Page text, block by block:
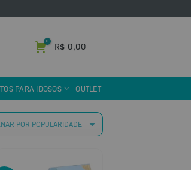
R$ 0,00
PARA IDOSOS OUTLET